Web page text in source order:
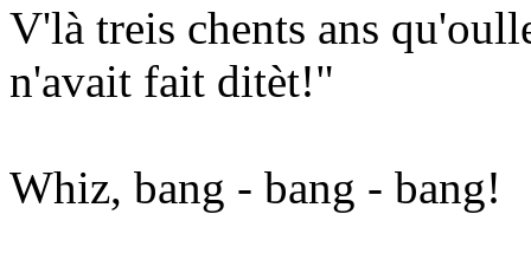
V'là treis chents ans
n'avait fait ditèt!"
Whiz, bang - bang - bang!